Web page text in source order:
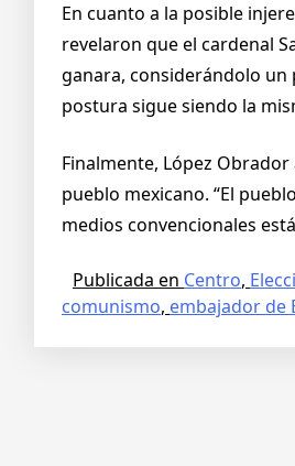
En cuanto a la posible
revelaron que el cardenal
ganara, considerándolo un
postura sigue siendo la
Finalmente, López
pueblo mexicano. “El
medios convencionales
Publicada en Centro,
comunismo, embajador de